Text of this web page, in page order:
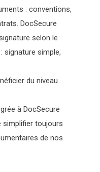
: conventions,
DocSecure
selon le
signature simple,
du niveau
à DocSecure
simplifier toujours
de nos